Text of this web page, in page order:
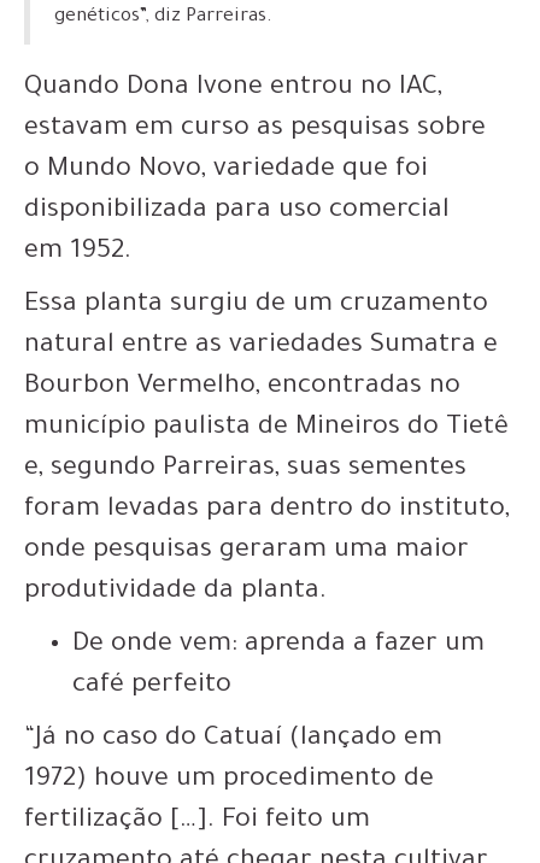
genéticos”, diz Parreiras.
Quando Dona Ivone entrou no IAC,
estavam em curso as pesquisas sobre
o Mundo Novo, variedade que foi
disponibilizada para uso comercial
em 1952.
Essa planta surgiu de um cruzamento
natural entre as variedades Sumatra e
Bourbon Vermelho, encontradas no
município paulista de Mineiros do Tietê
e, segundo Parreiras, suas sementes
foram levadas para dentro do instituto,
onde pesquisas geraram uma maior
produtividade da planta.
De onde vem: aprenda a fazer um
café perfeito
“Já no caso do Catuaí (lançado em
1972) houve um procedimento de
fertilização […]. Foi feito um